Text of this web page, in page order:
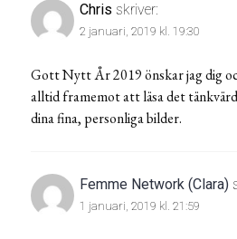
Chris skriver:
2 januari, 2019 kl. 19:30
Gott Nytt År 2019 önskar jag dig
alltid framemot att läsa det
dina fina, personliga bilder.
Femme Network (Clara)
1 januari, 2019 kl. 21:59